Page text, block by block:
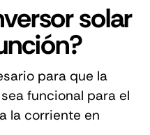
solar
para que la
funcional para el
la corriente en